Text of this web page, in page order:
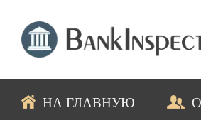
НА ГЛАВНУЮ